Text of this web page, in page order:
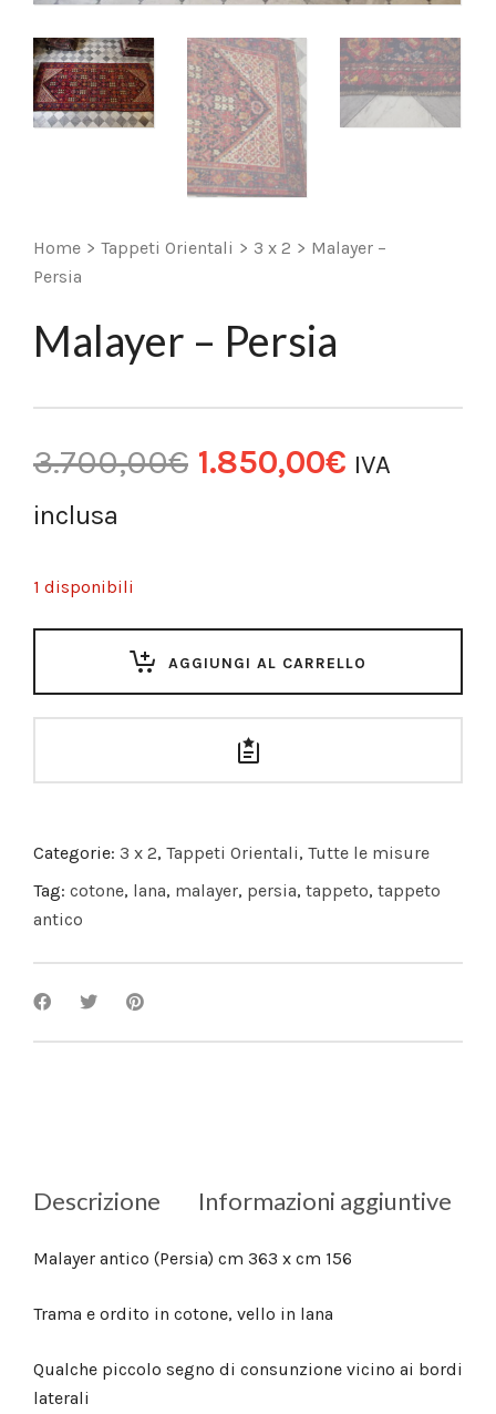
Home > Tappeti Orientali > 3 x 2 > Malayer –
Persia
Malayer – Persia
3.700,00€ 1.850,00€ IVA
inclusa
1 disponibili
AGGIUNGI AL CARRELLO
Categorie: 3 x 2, Tappeti Orientali, Tutte le misure
Tag: cotone, lana, malayer, persia, tappeto, tappeto
antico
Descrizione Informazioni aggiuntive
Malayer antico (Persia) cm 363 x cm 156
Trama e ordito in cotone, vello in lana
Qualche piccolo segno di consunzione vicino ai bordi
laterali